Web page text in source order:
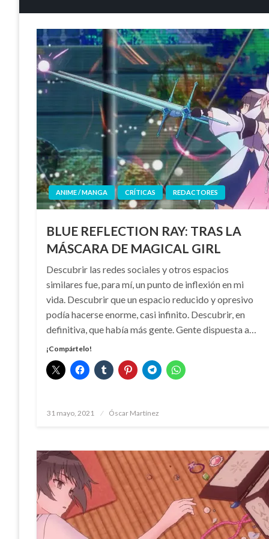
ANIME / MANGA CRÍTICAS REDACTORES
BLUE REFLECTION RAY: TRAS LA
MÁSCARA DE MAGICAL GIRL
Descubrir las redes sociales y otros espacios
similares fue, para mí, un punto de inflexión en mi
vida. Descubrir que un espacio reducido y opresivo
podía hacerse enorme, casi infinito. Descubrir, en
definitiva, que había más gente. Gente dispuesta a…
¡Compártelo!
Publicado
31 mayo, 2021 Óscar Martínez